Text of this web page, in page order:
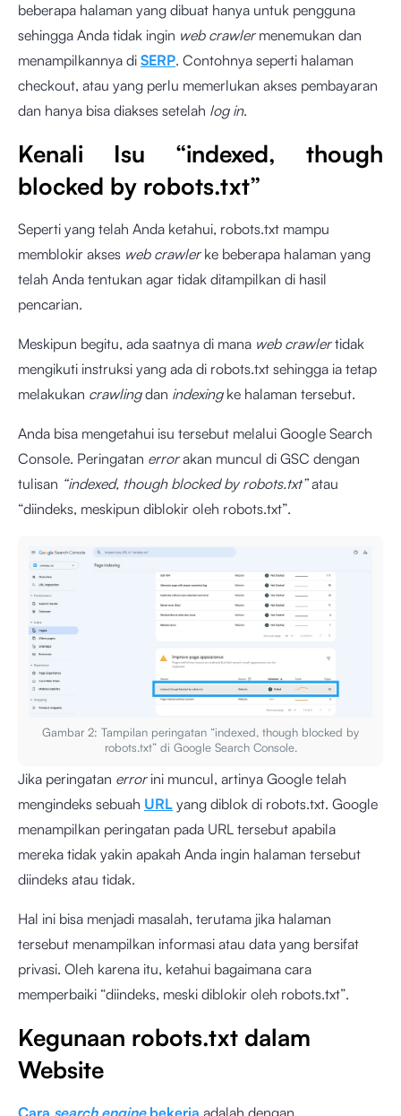
beberapa halaman yang dibuat hanya untuk pengguna
sehingga Anda tidak ingin web crawlermenemukan dan
menampilkannya di SERP. Contohnya seperti halaman
checkout, atau yang perlu memerlukan akses pembayaran
dan hanya bisa diakses setelah log in.
Kenali Isu “indexed, though
blocked by robots.txt”
Seperti yang telah Anda ketahui, robots.txt mampu
memblokir akses web crawlerke beberapa halaman yang
telah Anda tentukan agar tidak ditampilkan di hasil
pencarian.
Meskipun begitu, ada saatnya di mana web crawlertidak
mengikuti instruksi yang ada di robots.txt sehingga ia tetap
melakukan crawlingdan indexingke halaman tersebut.
Anda bisa mengetahui isu tersebut melalui Google Search
Console. Peringatan errorakan muncul di GSC dengan
tulisan “indexed, though blocked by robots.txt”atau
“diindeks, meskipun diblokir oleh robots.txt”.
Gambar 2: Tampilan peringatan “indexed, though blocked by
robots.txt” di Google Search Console.
Jika peringatan errorini muncul, artinya Google telah
mengindeks sebuah URL yang diblok di robots.txt. Google
menampilkan peringatan pada URL tersebut apabila
mereka tidak yakin apakah Anda ingin halaman tersebut
diindeks atau tidak.
Hal ini bisa menjadi masalah, terutama jika halaman
tersebut menampilkan informasi atau data yang bersifat
privasi. Oleh karena itu, ketahui bagaimana cara
memperbaiki “diindeks, meski diblokir oleh robots.txt”.
Kegunaan robots.txt dalam
Website